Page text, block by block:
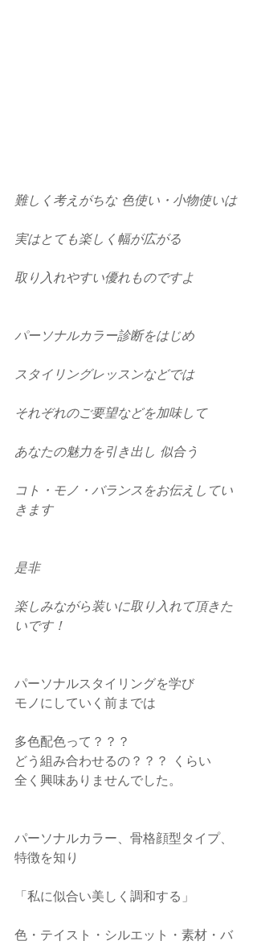
難しく考えがちな 色使い・小物使いは
実はとても楽しく幅が広がる
取り入れやすい優れものですよ
パーソナルカラー診断をはじめ
スタイリングレッスンなどでは
それぞれのご要望などを加味して
あなたの魅力を引き出し 似合う
コト・モノ・バランスをお伝えしてい
きます
是非
楽しみながら装いに取り入れて頂きた
いです！
パーソナルスタイリングを学び
モノにしていく前までは
多色配色って？？？
どう組み合わせるの？？？ くらい
全く興味ありませんでした。
パーソナルカラー、骨格顔型タイプ、
特徴を知り
「私に似合い美しく調和する」
色・テイスト・シルエット・素材・バ